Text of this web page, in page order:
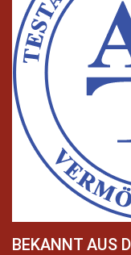
BEKANNT AUS